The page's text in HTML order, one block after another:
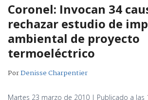
Coronel: Invocan 34
rechazar estudio de
ambiental de proyecto
termoeléctrico
PorDenisse Charpentier
Martes 23 marzo de 2010 | Publicado a las